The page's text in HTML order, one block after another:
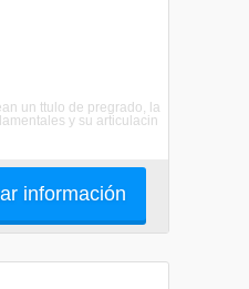
un ttulo de pregrado, la
y su articulacin
información